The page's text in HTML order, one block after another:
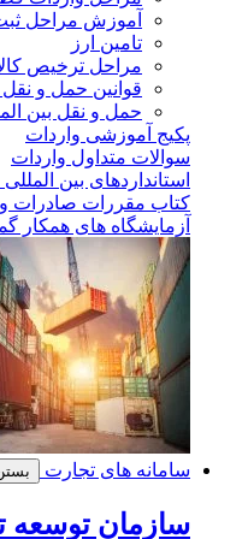
آموزش مراحل
تامین ارز
مراحل ترخیص
قوانین حمل و نقل
حمل و نقل بین
پکیج آموزشی واردات
سوالات متداول واردات
استانداردهای بین
کتاب مقررات صادرات و
آزمایشگاه های همکار
سامانه های تجارت
سازمان توسعه